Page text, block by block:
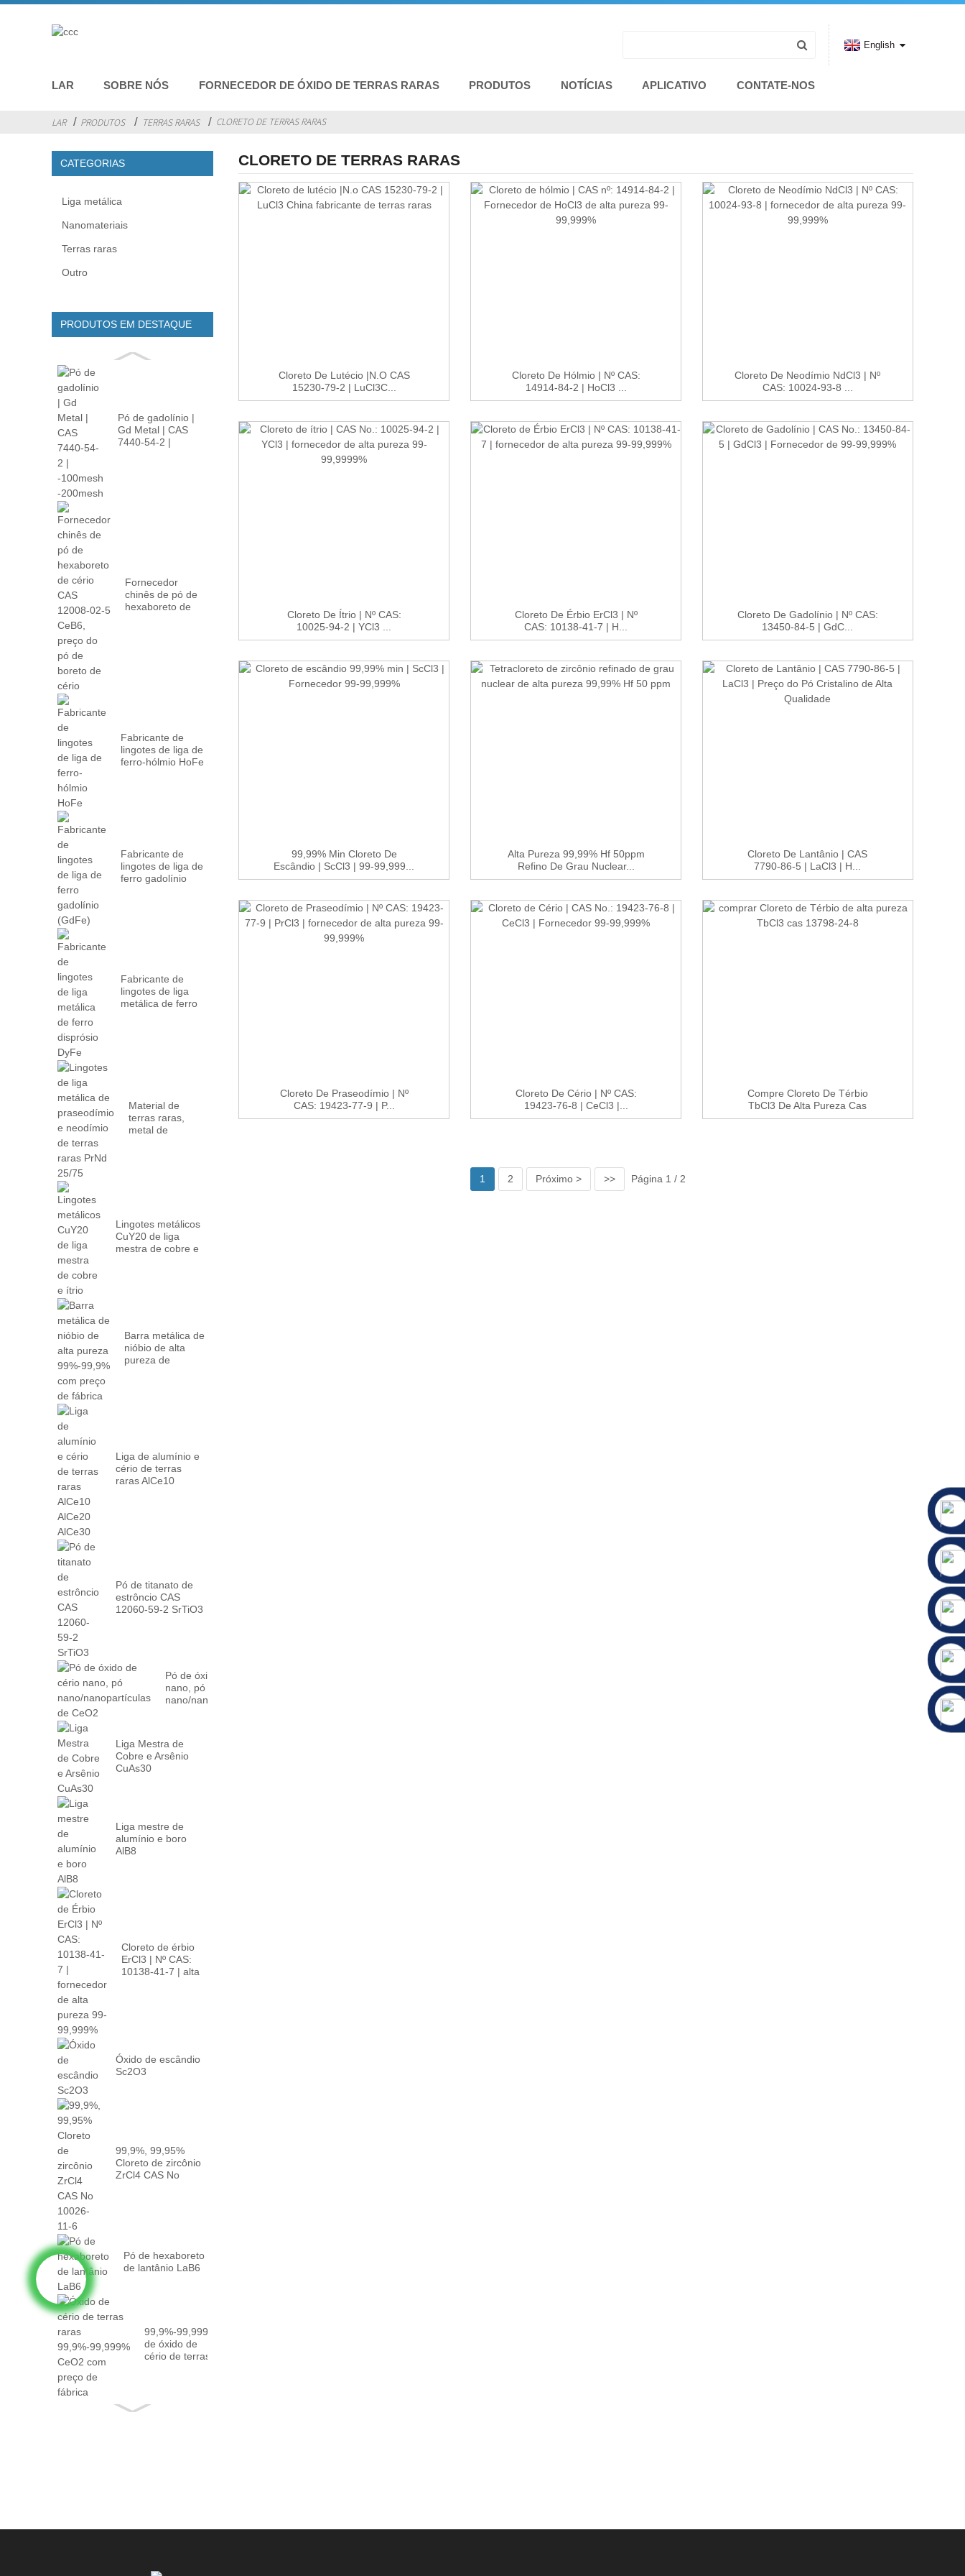
LAR SOBRE NÓS FORNECEDOR DE ÓXIDO DE TERRAS RARAS PRODUTOS NOTÍCIAS APLICATIVO CONTATE-NOS
English
LAR PRODUTOS TERRAS RARAS CLORETO DE TERRAS RARAS
CATEGORIAS
Liga metálica
Nanomateriais
Terras raras
Outro
PRODUTOS EM DESTAQUE
Pó de gadolínio |
Gd Metal | CAS
7440-54-2 |
Fornecedor
chinês de pó de
hexaboreto de
Fabricante de
lingotes de liga de
ferro-hólmio HoFe
Fabricante de
lingotes de liga de
ferro gadolínio
Fabricante de
lingotes de liga
metálica de ferro
Material de
terras raras,
metal de
Lingotes metálicos
CuY20 de liga
mestra de cobre e
Barra metálica de
nióbio de alta
pureza de
Liga de alumínio e
cério de terras
raras AlCe10
Pó de titanato de
estrôncio CAS
12060-59-2 SrTiO3
Pó de óxido de cério
nano, pó
nano/nanopartículas
Liga Mestra de
Cobre e Arsênio
CuAs30
Liga mestre de
alumínio e boro
AlB8
Cloreto de érbio
ErCl3 | Nº CAS:
10138-41-7 | alta
Óxido de escândio
Sc2O3
99,9%, 99,95%
Cloreto de zircônio
ZrCl4 CAS No
Pó de hexaboreto
de lantânio LaB6
99,9%-99,999%
de óxido de
cério de terras
CLORETO DE TERRAS RARAS
Cloreto De Lutécio |N.o CAS
15230-79-2 | LuCl3C...
Cloreto De Hólmio | Nº CAS:
14914-84-2 | HoCl3 ...
Cloreto De Neodímio NdCl3 | Nº
CAS: 10024-93-8 ...
Cloreto De Ítrio | Nº CAS:
10025-94-2 | YCl3 ...
Cloreto De Érbio ErCl3 | Nº
CAS: 10138-41-7 | H...
Cloreto De Gadolínio | Nº CAS:
13450-84-5 | GdC...
99,99% Min Cloreto De
Escândio | ScCl3 | 99-99,999...
Alta Pureza 99,99% Hf 50ppm
Refino De Grau Nuclear...
Cloreto De Lantânio | CAS
7790-86-5 | LaCl3 | H...
Cloreto De Praseodímio | Nº
CAS: 19423-77-9 | P...
Cloreto De Cério | Nº CAS:
19423-76-8 | CeCl3 |...
Compre Cloreto De Térbio
TbCl3 De Alta Pureza Cas
1379...
1 2 Próximo > >> Página 1 / 2